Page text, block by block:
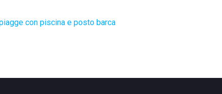
con piscina e posto barca